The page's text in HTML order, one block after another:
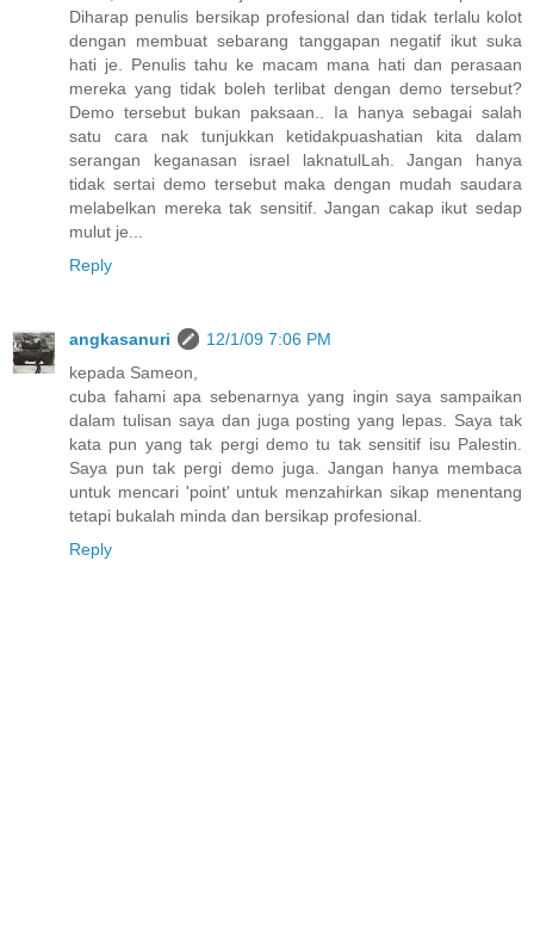
Diharap penulis bersikap profesional dan tidak terlalu kolot
dengan membuat sebarang tanggapan negatif ikut suka
hati je. Penulis tahu ke macam mana hati dan perasaan
mereka yang tidak boleh terlibat dengan demo tersebut?
Demo tersebut bukan paksaan.. Ia hanya sebagai salah
satu cara nak tunjukkan ketidakpuashatian kita dalam
serangan keganasan israel laknatulLah. Jangan hanya
tidak sertai demo tersebut maka dengan mudah saudara
melabelkan mereka tak sensitif. Jangan cakap ikut sedap
mulut je...
Reply
angkasanuri
12/1/09 7:06 PM
kepada Sameon,
cuba fahami apa sebenarnya yang ingin saya sampaikan
dalam tulisan saya dan juga posting yang lepas. Saya tak
kata pun yang tak pergi demo tu tak sensitif isu Palestin.
Saya pun tak pergi demo juga. Jangan hanya membaca
untuk mencari 'point' untuk menzahirkan sikap menentang
tetapi bukalah minda dan bersikap profesional.
Reply